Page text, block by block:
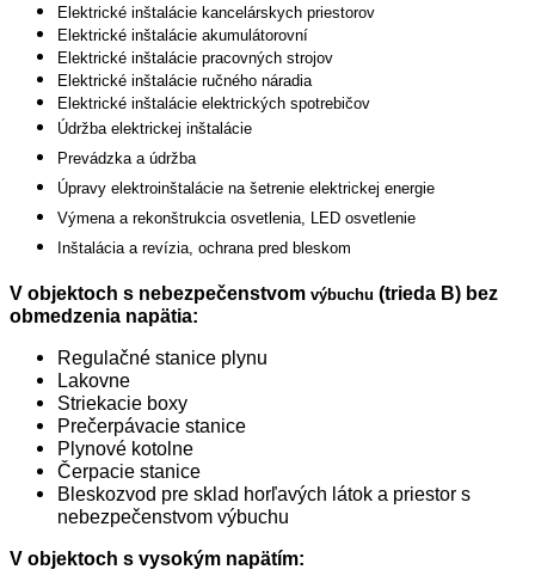
Elektrické inštalácie kancelárskych priestorov
Elektrické inštalácie akumulátorovní
Elektrické inštalácie pracovných strojov
Elektrické inštalácie ručného náradia
Elektrické inštalácie elektrických spotrebičov
Údržba elektrickej inštalácie
Prevádzka a údržba
Úpravy elektroinštalácie na šetrenie elektrickej energie
Výmena a rekonštrukcia osvetlenia, LED osvetlenie
Inštalácia a revízia, ochrana pred bleskom
V objektoch s nebezpečenstvom výbuchu (trieda B) bez
obmedzenia napätia:
Regulačné stanice plynu
Lakovne
Striekacie boxy
Prečerpávacie stanice
Plynové kotolne
Čerpacie stanice
Bleskozvod pre sklad horľavých látok a priestor s
nebezpečenstvom výbuchu
V objektoch s vysokým napätím: